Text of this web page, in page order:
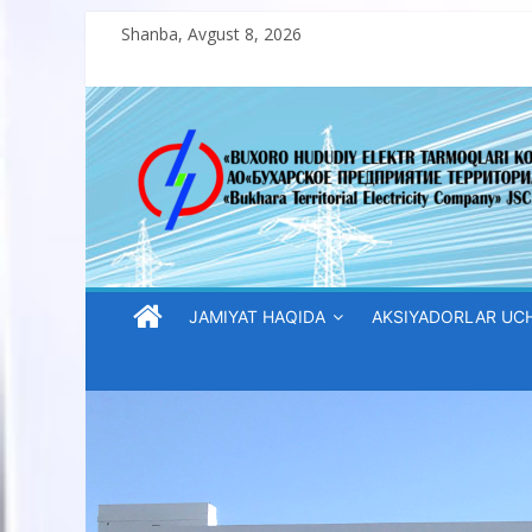
content
Shanba, Avgust 8, 2026
“Buxoro
hududiy
elektr
tarmoqlari
korxonasi”
“Buxoro
JAMIYAT HAQIDA AKSIYADORLAR